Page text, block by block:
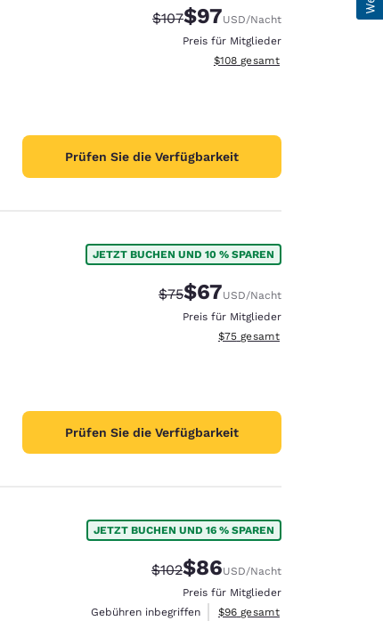
Durchgestrichener Preis:
$107Vergünstigter Preis:
$97USD/Nacht
Preis für Mitglieder
Geschätzte Gesamtdetails
$108 gesamt
Prüfen Sie die Verfügbarkeit
JETZT BUCHEN UND 10 % SPAREN
Durchgestrichener Preis:
$75Vergünstigter Preis:
$67USD/Nacht
Preis für Mitglieder
Geschätzte Gesamtdetails
$75 gesamt
Prüfen Sie die Verfügbarkeit
JETZT BUCHEN UND 16 % SPAREN
Durchgestrichener Preis:
$102Vergünstigter Preis:
$86USD/Nacht
Preis für Mitglieder
Gebühren inbegriffen
Geschätzte Gesamtdetails
$96 gesamt